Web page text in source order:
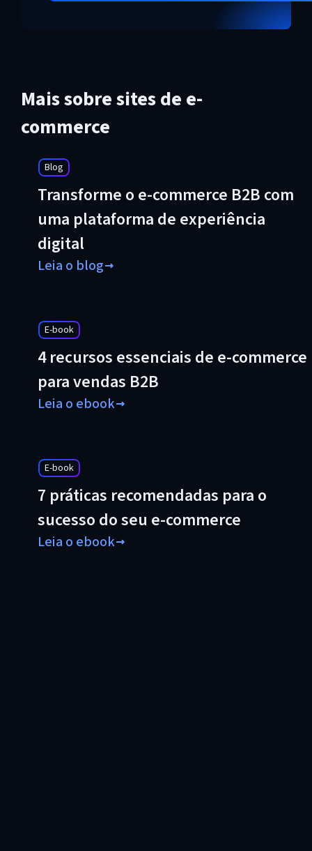
Mais sobre sites de e-
commerce
Blog
Transforme o e-commerce B2B com
uma plataforma de experiência
digital
Leia o blog
E-book
4 recursos essenciais de e-commerce
para vendas B2B
Leia o ebook
E-book
7 práticas recomendadas para o
sucesso do seu e-commerce
Leia o ebook